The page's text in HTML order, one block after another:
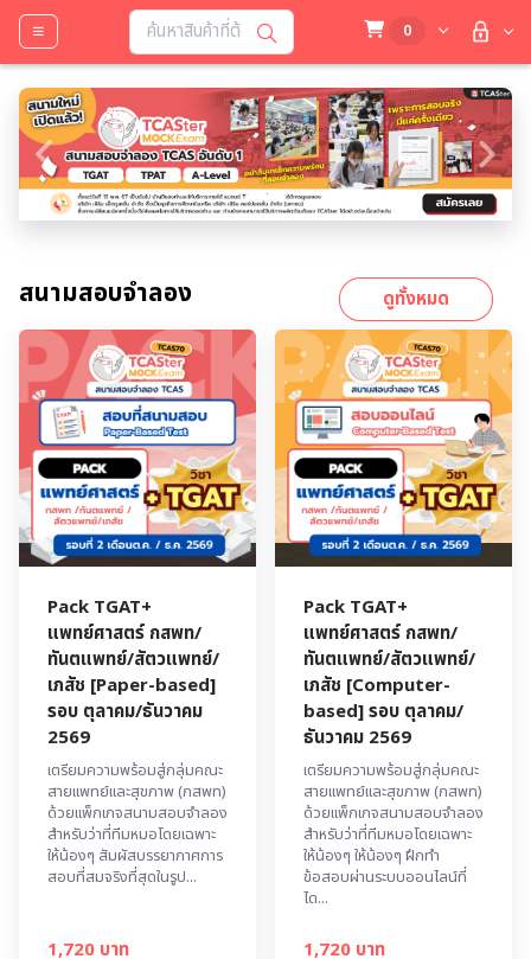
0
Previous Next
สนามสอบจำลอง ดูทั้งหมด
Pack TGAT+
แพทย์ศาสตร์ กสพท/
ทันตแพทย์/สัตวแพทย์/
เภสัช [Paper-based]
รอบ ตุลาคม/ธันวาคม
2569
เตรียมความพร้อมสู่กลุ่มคณะ
สายแพทย์และสุขภาพ (กสพท)
ด้วยแพ็กเกจสนามสอบจำลอง
สำหรับว่าที่ทีมหมอโดยเฉพาะ
ให้น้องๆ สัมผัสบรรยากาศการ
สอบที่สมจริงที่สุดในรูป...
1,720 บาท
Pack TGAT+
แพทย์ศาสตร์ กสพท/
ทันตแพทย์/สัตวแพทย์/
เภสัช [Computer-
based] รอบ ตุลาคม/
ธันวาคม 2569
เตรียมความพร้อมสู่กลุ่มคณะ
สายแพทย์และสุขภาพ (กสพท)
ด้วยแพ็กเกจสนามสอบจำลอง
สำหรับว่าที่ทีมหมอโดยเฉพาะ
ให้น้องๆ ให้น้องๆ ฝึกทำ
ข้อสอบผ่านระบบออนไลน์ที่
ได...
1,720 บาท